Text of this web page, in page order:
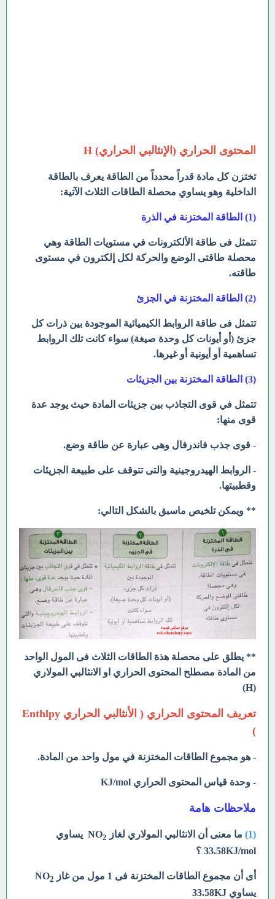
المحتوى الحراري (الإنثالبي الحراري) H
تختزن كل مادة قدراً محدداً من الطاقة يعرف بالطاقة
الداخلية وهو يساوي محصلة الطاقات الثلاث الآتية:
(1) الطاقة المختزنة في الذرة
تتمثل فى طاقة الألكترونات في مستويات الطاقة وهي
محصلة طاقتى الوضع والحركة لكل إلكترون في مستوى
طاقته.
(2) الطاقة المختزنة في الجزئ
تتمثل فى طاقة الروابط الكيميائية الموجودة بين ذرات كل
جزئ (أو أيونات كل وحدة صيغة) سواء كانت تلك الروابط
تساهمية أو أيونية أو غيرها.
(3) الطاقة المختزنة بين الجزيئات
تتمثل في قوى التجاذب بين جزيئات المادة حيث يوجد عدة
قوى منها:
- قوى جذب فاندرفال وهى عبارة عن طاقة وضع.
- الروابط الهيدروجينية والتى تتوقف على طبيعة الجزيئات
وقطبيتها.
** ويمكن تلخيص ماسبق بالشكل التالي:
** يطلق على محصلة هذة الطاقات الثلاث فى المول الواحد
من المادة مصطلح المحتوى الحراري او الانثالبي المولاري
(H)
تعريف المحتوى الحراري ( الأنثالبي الحراري Enthlpy
)
- هو مجموع الطاقات المختزنة في مول واحد من المادة.
- وحدة قياس المحتوى الحراري KJ/mol
ملاحظات هامة
(1) ما معنى أن الانثالبي المولاري لغاز NO 2
يساوي
33.58KJ/mol ؟
أى أن مجموع الطاقات المختزنة فى 1 مول من غاز NO 2
يساوي 33.58KJ